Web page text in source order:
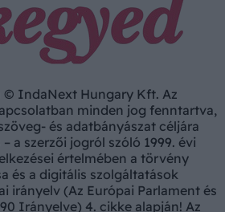
© IndaNext Hungary Kft. Az
minden jog fenntartva,
és adatbányászat céljára
a szerzői jogról szóló 1999. évi
értelmében a törvény
és a digitális szolgáltatások
irányelv (Az Európai Parlament és
Irányelve) 4. cikke alapján! Az